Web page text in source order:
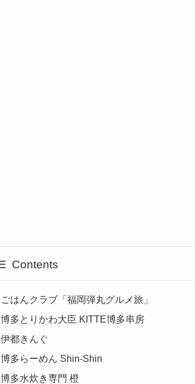
Contents
ごはんクラブ「福岡弾丸グルメ旅」
博多とりかわ大臣 KITTE博多串房
伊都きんぐ
博多らーめん Shin-Shin
博多水炊き専門 橙